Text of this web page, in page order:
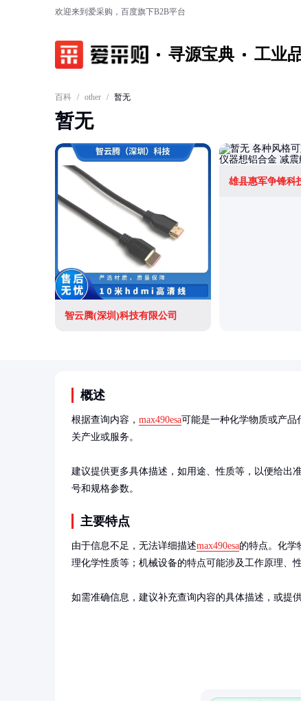
欢迎来到爱采购，百度旗下B2B平台
寻源宝典 工业
百科 / other / 暂无
暂无
智云腾(深圳)科技有限公司
雄县惠军争锋科
概述
根据查询内容， max490esa可能是一种化学物质或产品
关产业或服务。
建议提供更多具体描述，如用途、性质等，以便给出
号和规格参数。
主要特点
由于信息不足，无法详细描述max490esa的特点。化学
理化学性质等；机械设备的特点可能涉及工作原理、性
如需准确信息，建议补充查询内容的具体描述，或提